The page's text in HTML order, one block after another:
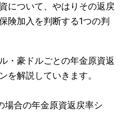
について、やはりその返戻
険加入を判断する1つの判
・豪ドルごとの年金原資返
を解説していきます。
場合の年金原資返戻率シ